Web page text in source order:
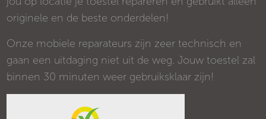
originele en de beste onderdelen!
Onze mobiele reparateurs zijn zeer technisch en
gaan een uitdaging niet uit de weg. Jouw toestel zal
binnen 30 minuten weer gebruiksklaar zijn!